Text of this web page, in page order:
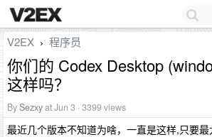
V2EX › 程序员
你们的 Codex Desktop
这样吗？
BySezxyat Jun 3 · 3399 views
最近几个版本不知道为啥，一直是这样,只要